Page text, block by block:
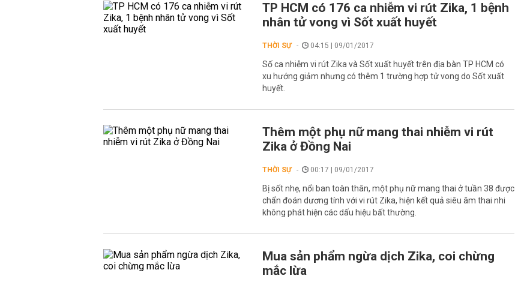
TP HCM có 176 ca nhiễm vi rút Zika, 1 bệnh
nhân tử vong vì Sốt xuất huyết
THỜI SỰ 04:15 | 09/01/2017
Số ca nhiễm vi rút Zika và Sốt xuất huyết trên địa bàn TP HCM có
xu hướng giảm nhưng có thêm 1 trường hợp tử vong do Sốt xuất
huyết.
Thêm một phụ nữ mang thai nhiễm vi rút
Zika ở Đồng Nai
THỜI SỰ 00:17 | 09/01/2017
Bị sốt nhẹ, nổi ban toàn thân, một phụ nữ mang thai ở tuần 38 được
chẩn đoán dương tính với vi rút Zika, hiện kết quả siêu âm thai nhi
không phát hiện các dấu hiệu bất thường.
Mua sản phẩm ngừa dịch Zika, coi chừng
mắc lừa